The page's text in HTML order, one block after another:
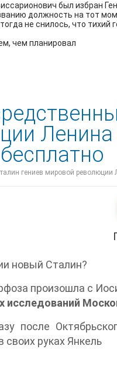
был избран
должность на тот
не снилось, что тихий
чем планировал
гениев мировой революции
новый Сталин?
произошла с
исследований
после
своих руках Янкель